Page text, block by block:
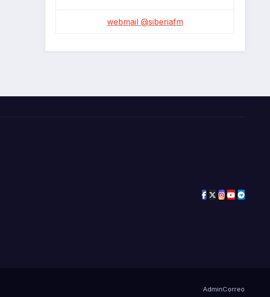
webmail @siberiafm
AdminCorreo